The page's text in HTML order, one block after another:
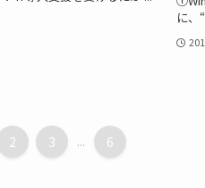
に、
2 3 ... 6